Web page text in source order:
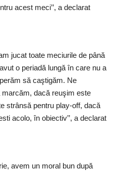
acest meci’’, a declarat
jucat toate meciurile de până
o periadă lungă în care nu a
să caştigăm. Ne
dacă reuşim este
strânsă pentru play-off, dacă
acolo, în obiectiv’’, a declarat
avem un moral bun după